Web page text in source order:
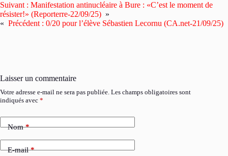
Suivant : Manifestation antinucléaire à Bure : «C’est le moment de
résister!» (Reporterre-22/09/25) »
« Précédent : 0/20 pour l’élève Sébastien Lecornu (CA.net-21/09/25)
Laisser un commentaire
Votre adresse e-mail ne sera pas publiée. Les champs obligatoires sont
indiqués avec *
Nom*
E-mail*